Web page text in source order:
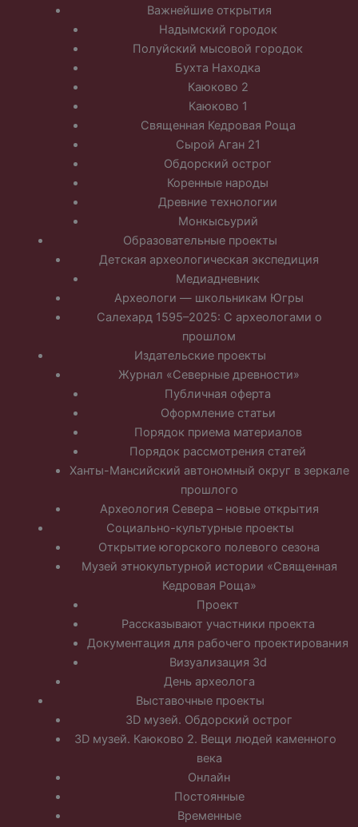
Важнейшие открытия
Надымский городок
Полуйский мысовой городок
Бухта Находка
Каюково 2
Каюково 1
Священная Кедровая Роща
Сырой Аган 21
Обдорский острог
Коренные народы
Древние технологии
Монкысьурий
Образовательные проекты
Детская археологическая экспедиция
Медиадневник
Археологи — школьникам Югры
Салехард 1595–2025: С археологами о
прошлом
Издательские проекты
Журнал «Северные древности»
Публичная оферта
Оформление статьи
Порядок приема материалов
Порядок рассмотрения статей
Ханты-Мансийский автономный округ в зеркале
прошлого
Археология Севера – новые открытия
Социально-культурные проекты
Открытие югорского полевого сезона
Музей этнокультурной истории «Священная
Кедровая Роща»
Проект
Рассказывают участники проекта
Документация для рабочего проектирования
Визуализация 3d
День археолога
Выставочные проекты
3D музей. Обдорский острог
3D музей. Каюково 2. Вещи людей каменного
века
Онлайн
Постоянные
Временные